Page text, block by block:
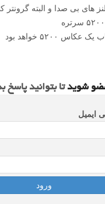
های بی صدا و البته
۵۲۰۰ خواهد بود
شویدتا بتوانید پاسخ
ایمیل